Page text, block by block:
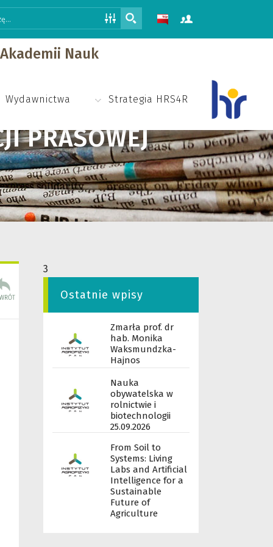
Nauk
Wydawnictwa Strategia HRS4R
PRASOWEJ
3
Ostatnie wpisy
Zmarła prof. dr
hab. Monika
Waksmundzka-
Hajnos
Nauka
obywatelska w
rolnictwie i
biotechnologii
25.09.2026
From Soil to
Systems: Living
Labs and Artificial
Intelligence for a
Sustainable
Future of
Agriculture